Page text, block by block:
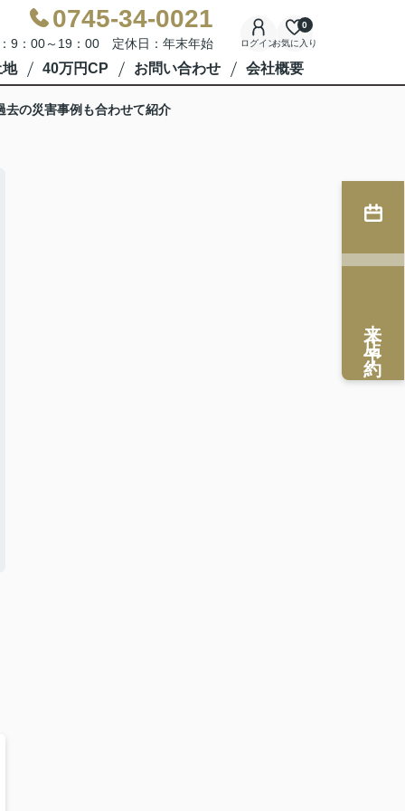
0745-34-0021
9：00～19：00 定休日：年末年始 ログインお気に入り
0
地 40万円CP お問い合わせ 会社概要
去の災害事例も合わせて紹介
来店予約